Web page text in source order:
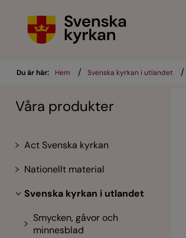
Du är här: Hem / Svenska kyrkan i utlandet /
Våra produkter
Act Svenska kyrkan
Nationellt material
Svenska kyrkan i utlandet
Smycken, gåvor och
minnesblad